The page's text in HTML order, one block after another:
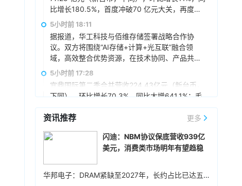
比增长180.5%，首度冲破70 亿元大关，再度改
写单月新高，累计前7月营收373.18 亿元，同比
增长137.8%。
5小时前 18:11
据报道，华工科技与佰维存储签署战略合作协
议。双方将围绕“AI存储+计算+光互联”融合领
域，高效整合优势资源，在技术协同、产品共
创、市场共拓、生态建设方面开展深入合作，持
续推动相关领域产品智能化产线升级，构建覆盖
方案，构建互利共赢、可持续发展的战略合作伙
伴关系。
5小时前 17:28
宜鼎国际第二季合并营收224.43亿元（新台币，
下同），环比增长70.3%，同比大增641.1%；毛
利率65.01%，较第一季提升，营业利润率
58.57%，税后净利润103.68亿元，环比增长
元。展望后市，宜鼎称，目前存储供需仍维持吃
紧，DRAM及NAND Flash市场展望持续正向，工
持续支撑下半年营运。其中，企业级SSD随着AI
6小时前 17:21
英飞凌宣布，联发科技已完成英飞凌车规级 NOR
闪存存储器解决方案 512Mb Quad SPI NOR
7小时前 16:20
资讯推荐 更多
闪迪：NBM协议保底营收939亿
美元，消费类市场明年有望趋稳
华邦电子：DRAM紧缺至2027年，长约占比已达五成